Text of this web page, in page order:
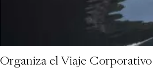
Organiza el Viaje